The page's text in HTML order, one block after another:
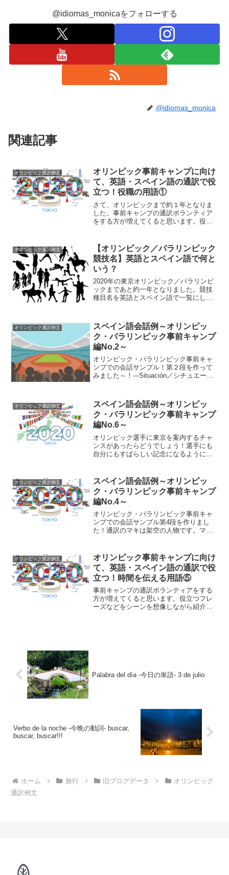
@idiomas_monicaをフォローする
@idiomas_monica
関連記事
オリンピック通訳例文
オリンピック事前キャンプに向け
て、英語・スペイン語の通訳で役
立つ！役職の用語①
さて、オリンピックまで約１年となりま
した。事前キャンプの通訳ボランティア
をする方が増えてくると思います。役立
言い方を英語とスペイン語で通訳する前
にあらかじめ必要になると...
オリンピック通訳例文
【オリンピック／パラリンピック
競技名】英語とスペイン語で何と
いう？
2020年の東京オリンピック／パラリンピ
ックまであと約一年となりました。競技
種目名を英語とスペイン語で一覧にしま
プしています。関連記事＞＞スペイン語
の文法と前置詞🔶【ス...
オリンピック通訳例文
スペイン語会話例～オリンピッ
ク・パラリンピック事前キャンプ
編No.2～
オリンピック・パラリンピック事前キャ
ンプでの会話サンプル！第２段を作って
みました～！---Situación／シチュエーシ
オリンピック通訳例文
スペイン語会話例～オリンピッ
ク・パラリンピック事前キャンプ
編No.6～
オリンピック選手に東京を案内するチャ
ンスがあったらどうでしょう！選手にも
自分にもすばらしい記念になるようにガ
ですが、英語を下につけています。*お名
前、スケジュールはすべ...
オリンピック通訳例文
スペイン語会話例～オリンピッ
ク・パラリンピック事前キャンプ
編No.4～
オリンピック・パラリンピック事前キャ
ンプでの会話サンプル第4段を作りまし
た！通訳のマキは架空の人物です。マキ
tienda donde...
オリンピック通訳例文
オリンピック事前キャンプに向け
て、英語・スペイン語の通訳で役
立つ！時間を伝える用語⑤
事前キャンプの通訳ボランティアをする
方が増えてくると思います。役立つフレ
ーズなどをシーンを想像しながら紹介し
Palabra del dìa -今日の単語- 3 de julio
Verbo de la noche -今晩の動詞- buscar,
buscar, buscar!!!
ホーム 旅行 旧ブログデータ
オリンピック
通訳例文